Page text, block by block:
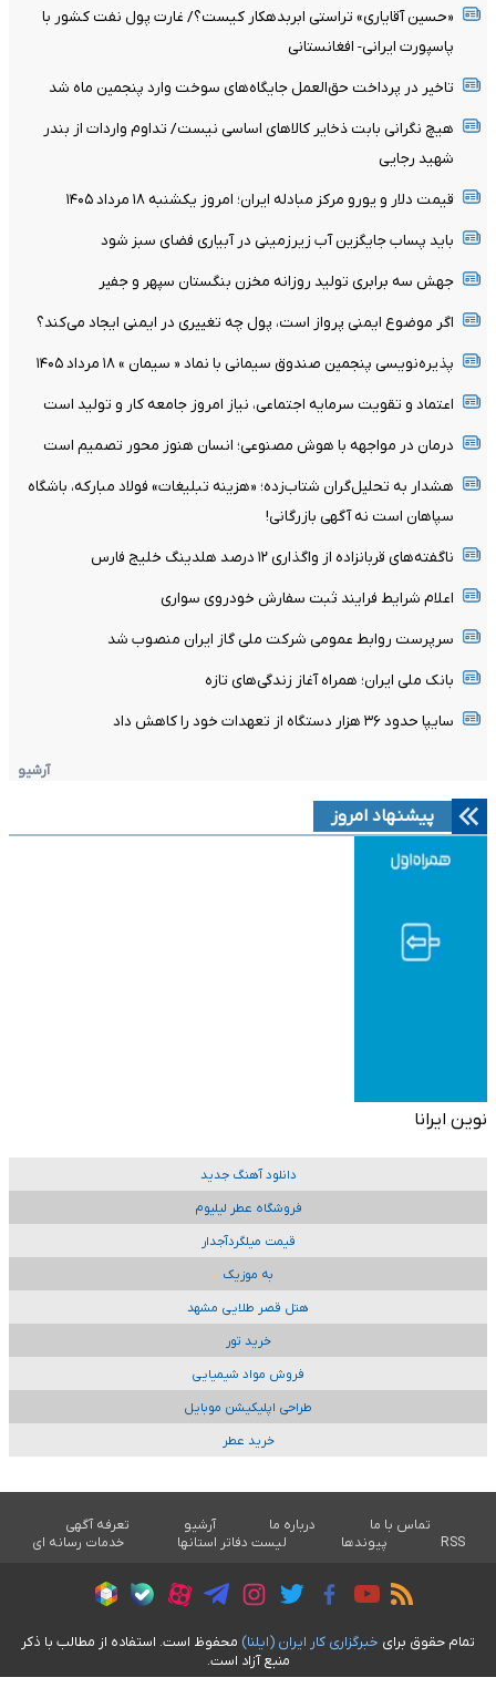
«حسین آقایاری» تراستی ابربدهکار کیست؟/ غارت پول نفت کشور با
پاسپورت ایرانی- افغانستانی
تاخیر در پرداخت حق‌العمل جایگاه‌های سوخت وارد پنجمین ماه شد
هیچ نگرانی بابت ذخایر کالاهای اساسی نیست/ تداوم واردات از بندر
شهید رجایی
قیمت دلار و یورو مرکز مبادله ایران؛ امروز یکشنبه ۱۸ مرداد ۱۴۰۵
باید پساب جایگزین آب‌ زیرزمینی در آبیاری فضای سبز شود
جهش سه برابری تولید روزانه مخزن بنگستان سپهر و جفیر
اگر موضوع ایمنی پرواز است، پول چه تغییری در ایمنی ایجاد می‌کند؟
پذیره‌نویسی پنجمین صندوق سیمانی با نماد « سیمان » ۱۸ مرداد ۱۴۰۵
اعتماد و تقویت سرمایه اجتماعی، نیاز امروز جامعه کار و تولید است
درمان در مواجهه با هوش مصنوعی؛ انسان هنوز محور تصمیم است
هشدار به تحلیل‌گران شتاب‌زده؛ «هزینه تبلیغات» فولاد مبارکه، باشگاه
سپاهان است نه آگهی بازرگانی!
ناگفته‌های قربانزاده از واگذاری ۱۲ درصد هلدینگ خلیج فارس
اعلام شرایط فرایند ثبت سفارش خودروی سواری
سرپرست روابط عمومی شرکت ملی گاز ایران منصوب شد
بانک ملی ایران؛ همراه آغاز زندگی‌های تازه
سایپا حدود ۳۶ هزار دستگاه از تعهدات خود را کاهش داد
آرشیو
پیشنهاد امروز
نوین ایرانا
دانلود آهنگ جدید
فروشگاه عطر لیلیوم
قیمت میلگردآجدار
به موزیک
هتل قصر طلایی مشهد
خرید تور
فروش مواد شیمیایی
طراحی اپلیکیشن موبایل
خرید عطر
تماس با ما درباره ما آرشیو
تعرفه آگهی
RSS
پیوندها لیست دفاتر استانها خدمات رسانه ای
تمام حقوق برای خبرگزاری کار ايران (ايلنا) محفوظ است. استفاده از مطالب با ذکر
منبع آزاد است.